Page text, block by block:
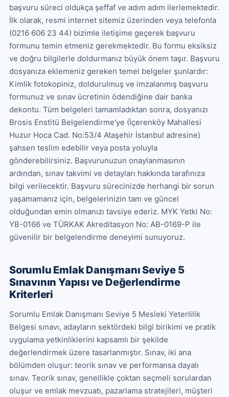
başvuru süreci oldukça şeffaf ve adım adım ilerlemektedir.
İlk olarak, resmi internet sitemiz üzerinden veya telefonla
(0216 606 23 44) bizimle iletişime geçerek başvuru
formunu temin etmeniz gerekmektedir. Bu formu eksiksiz
ve doğru bilgilerle doldurmanız büyük önem taşır. Başvuru
dosyanıza eklemeniz gereken temel belgeler şunlardır:
Kimlik fotokopiniz, doldurulmuş ve imzalanmış başvuru
formunuz ve sınav ücretinin ödendiğine dair banka
dekontu. Tüm belgeleri tamamladıktan sonra, dosyanızı
Brosis Enstitü Belgelendirme'ye (İçerenköy Mahallesi
Huzur Hoca Cad. No:53/4 Ataşehir İstanbul adresine)
şahsen teslim edebilir veya posta yoluyla
gönderebilirsiniz. Başvurunuzun onaylanmasının
ardından, sınav takvimi ve detayları hakkında tarafınıza
bilgi verilecektir. Başvuru sürecinizde herhangi bir sorun
yaşamamanız için, belgelerinizin tam ve güncel
olduğundan emin olmanızı tavsiye ederiz. MYK Yetki No:
YB-0166 ve TÜRKAK Akreditasyon No: AB-0169-P ile
güvenilir bir belgelendirme deneyimi sunuyoruz.
Sorumlu Emlak Danışmanı Seviye 5
Sınavının Yapısı ve Değerlendirme
Kriterleri
Sorumlu Emlak Danışmanı Seviye 5 Mesleki Yeterlilik
Belgesi sınavı, adayların sektördeki bilgi birikimi ve pratik
uygulama yetkinliklerini kapsamlı bir şekilde
değerlendirmek üzere tasarlanmıştır. Sınav, iki ana
bölümden oluşur: teorik sınav ve performansa dayalı
sınav. Teorik sınav, genellikle çoktan seçmeli sorulardan
oluşur ve emlak mevzuatı, pazarlama stratejileri, müşteri